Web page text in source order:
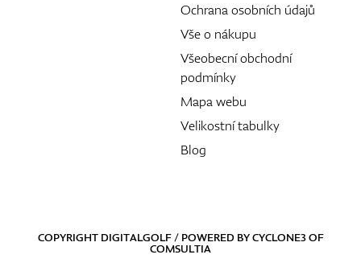
Ochrana osobních údajů
Vše o nákupu
Všeobecní obchodní
podmínky
Mapa webu
Velikostní tabulky
Blog
COPYRIGHT DIGITALGOLF / POWERED BYCYCLONE3OF
COMSULTIA